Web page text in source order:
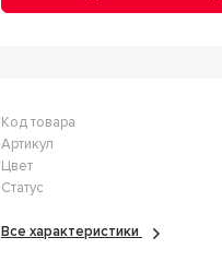
Код товара
Артикул
Цвет
Статус
Все характеристики